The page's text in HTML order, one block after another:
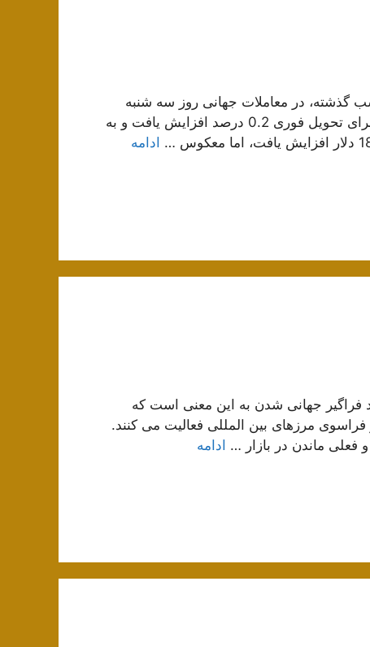
از کاهش بیش از 28 دلاری در شب گذشته، در معاملات جهانی روز سه شنبه
اندکی بهبود یافت. به گزارش ایسنا، قیمت هر اونس طلا برای تحویل فوری 0.2 درصد افزایش یافت و به
ادامه
فراگیر جهانی شدن به این معنی است که
مرزهای بین المللی فعالیت می کنند.
فعلی ماندن در بازار … ادامه